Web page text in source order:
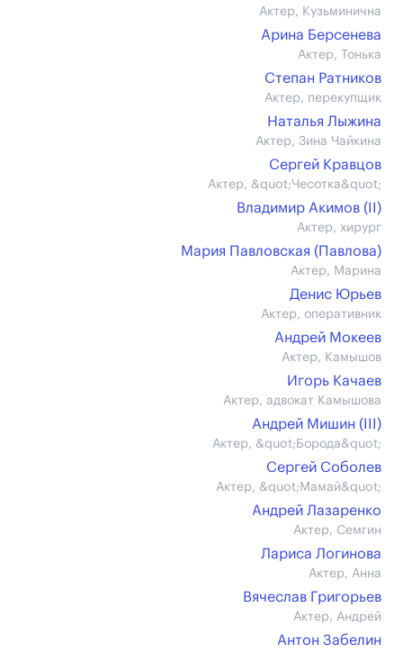
Актер, Кузьминична
Арина Берсенева
Актер, Тонька
Степан Ратников
Актер, перекупщик
Наталья Лыжина
Актер, Зина Чайкина
Сергей Кравцов
Актер, &quot;Чесотка&quot;
Владимир Акимов (II)
Актер, хирург
Мария Павловская (Павлова)
Актер, Марина
Денис Юрьев
Актер, оперативник
Андрей Мокеев
Актер, Камышов
Игорь Качаев
Актер, адвокат Камышова
Андрей Мишин (III)
Актер, &quot;Борода&quot;
Сергей Соболев
Актер, &quot;Мамай&quot;
Андрей Лазаренко
Актер, Семгин
Лариса Логинова
Актер, Анна
Вячеслав Григорьев
Актер, Андрей
Антон Забелин